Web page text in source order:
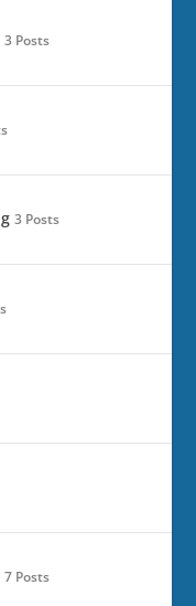
3 Posts
3 Posts
7 Posts